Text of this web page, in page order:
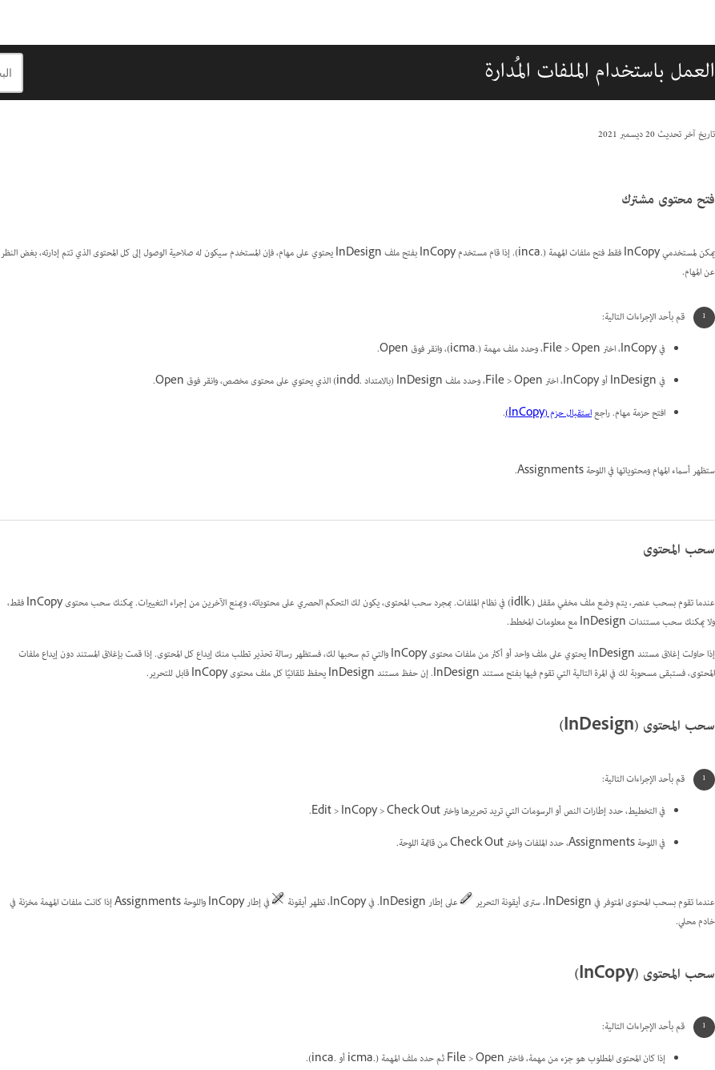
العمل باستخدام الملفات المُدارة
تاريخ آخر تحديث20 ديسمبر 2021
فتح محتوى مشترك
يمكن لمستخدمي InCopy فقط فتح ملفات المهمة (.inca). إذا قام مستخدم InCopy بفتح ملف InDesign يحتوي على مهام، فإن المستخدم سيكون له صلاحية الوصول إلى كل المحتوى الذي تتم إدارته، بغض النظر
عن المهام.
قم بأحد الإجراءات التالية:
في InCopy، اختر File > Open، وحدد ملف مهمة (.icma)، وانقر فوق Open.
في InDesign أو InCopy، اختر File > Open، وحدد ملف InDesign (بالامتداد .indd) الذي يحتوي على محتوى مخصص، وانقر فوق Open.
افتح حزمة مهام. راجعاستقبال حزم (InCopy) .
ستظهر أسماء المهام ومحتوياتها في اللوحة Assignments.
سحب المحتوى
عندما تقوم بسحب عنصر، يتم وضع ملف مخفي مقفل (.idlk) في نظام الملفات. بمجرد سحب المحتوى، يكون لك التحكم الحصري على محتوياته، ويمنع الآخرين من إجراء التغييرات. يمكنك سحب محتوى InCopy فقط،
ولا يمكنك سحب مستندات InDesign مع معلومات المخطط.
إذا حاولت إغلاق مستند InDesign يحتوي على ملف واحد أو أكثر من ملفات محتوى InCopy والتي تم سحبها لك، فستظهر رسالة تحذير تطلب منك إيداع كل المحتوى. إذا قمت بإغلاق المستند دون إيداع ملفات
المحتوى، فستبقى مسحوبة لك في المرة التالية التي تقوم فيها بفتح مستند InDesign. إن حفظ مستند InDesign يحفظ تلقائيًا كل ملف محتوى InCopy قابل للتحرير.
سحب المحتوى (InDesign)
قم بأحد الإجراءات التالية:
في التخطيط، حدد إطارات النص أو الرسومات التي تريد تحريرها واختر Edit > InCopy > Check Out.
في اللوحة Assignments، حدد الملفات واختر Check Out من قائمة اللوحة.
عندما تقوم بسحب المحتوى المتوفر في InDesign، سترى أيقونة التحرير على إطار InDesign. في InCopy، تظهر أيقونة
في إطار InCopy واللوحة Assignments إذا كانت ملفات المهمة مخزنة في
خادم محلي.
سحب المحتوى (InCopy)
قم بأحد الإجراءات التالية:
إذا كان المحتوى المطلوب هو جزء من مهمة، فاختر File > Open ثم حدد ملف المهمة (.icma أو .inca).